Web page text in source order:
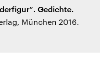
Gedichte.
München 2016.